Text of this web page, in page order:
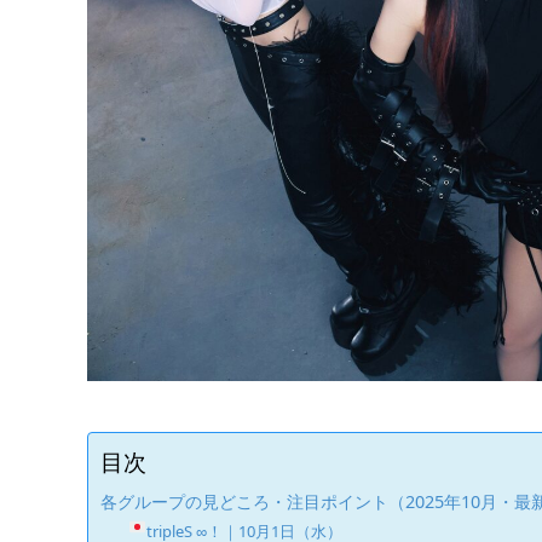
目次
各グループの見どころ・注目ポイント（2025年10月・最
tripleS ∞！｜10月1日（水）